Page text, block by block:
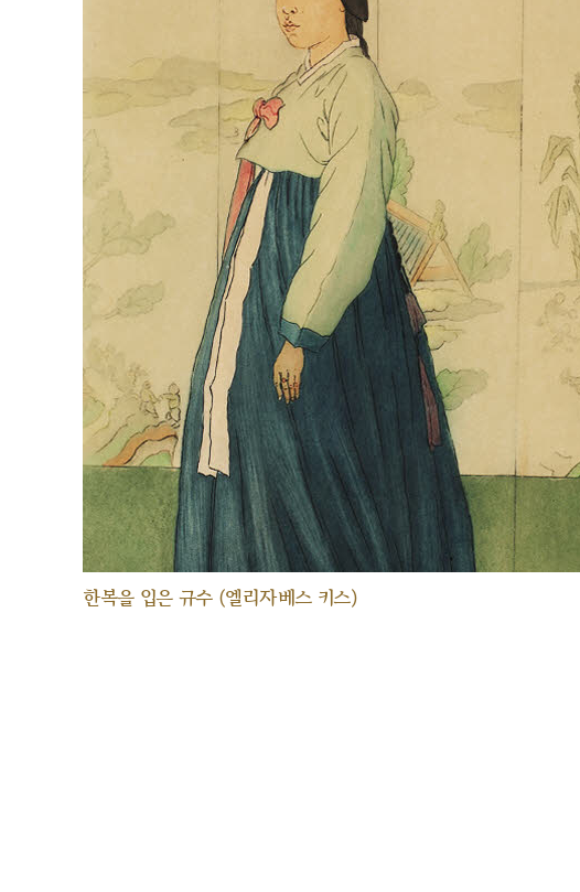
한복을 입은 규수 (엘리자베스 키스)